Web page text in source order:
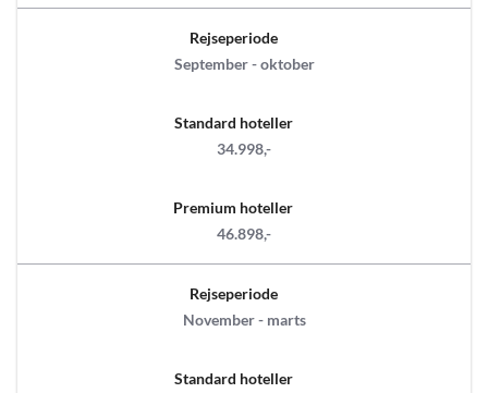
Rejseperiode
September - oktober
Standard hoteller
34.998,-
Premium hoteller
46.898,-
Rejseperiode
November - marts
Standard hoteller